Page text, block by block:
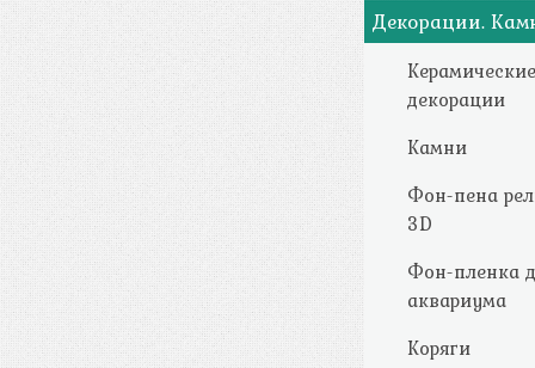
Декорации.
Керамические
декорации
Камни
Фон-пена
3D
Фон-пленка
аквариума
Коряги